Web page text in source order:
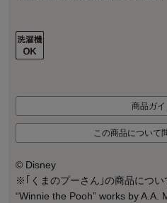
商品ガイ
この商品について
© Disney
※｢くまのプーさん｣の商品につ
“Winnie the Pooh” works by A.A.